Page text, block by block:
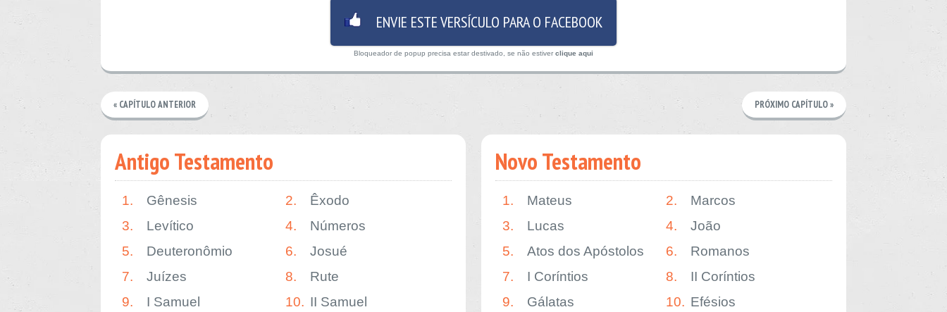
ENVIE ESTE VERSÍCULO PARA O FACEBOOK
Bloqueador de popup precisa estar destivado, se não estiver clique aqui
« CAPÍTULO ANTERIOR PRÓXIMO CAPÍTULO »
Antigo Testamento
1. Gênesis 2.
Êxodo
3.
Levítico 4.
Números
5.
Deuteronômio 6.
Josué
7.
Juízes 8.
Rute
9.
I Samuel 10. II Samuel
Novo Testamento
1. Mateus 2.
Marcos
3.
Lucas 4.
João
5.
Atos dos Apóstolos 6.
Romanos
7.
I Coríntios 8.
II Coríntios
9.
Gálatas 10. Efésios